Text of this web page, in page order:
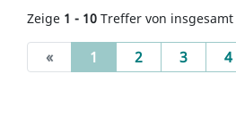
Zeige 1 - 10 Treffer von insgesamt
« 1 (current)
2 3 4